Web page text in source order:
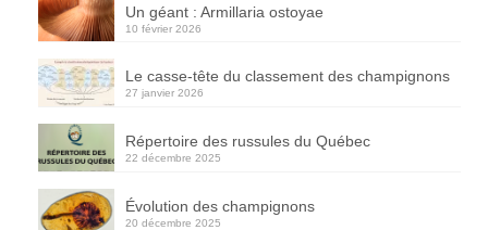
Un géant : Armillaria ostoyae
10 février 2026
Le casse-tête du classement des champignons
27 janvier 2026
Répertoire des russules du Québec
22 décembre 2025
Évolution des champignons
20 décembre 2025